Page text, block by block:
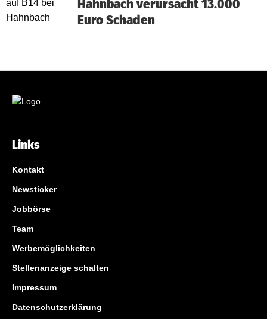
Hahnbach verursacht 13.000
Euro Schaden
Links
Kontakt
Newsticker
Jobbörse
Team
Werbemöglichkeiten
Stellenanzeige schalten
Impressum
Datenschutzerklärung